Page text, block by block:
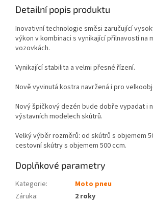
Detailní popis produktu
Inovativní technologie směsi zaručující
výkon v kombinaci s vynikající přilnavostí na
vozovkách.
Vynikající stabilita a velmi přesné řízení.
Nově vyvinutá kostra navržená i pro
Nový špičkový dezén bude dobře vypadat i
výstavních modelech skútrů.
Velký výběr rozměrů: od skútrů s objemem
cestovní skútry s objemem 500 ccm.
Doplňkové parametry
Kategorie:
Moto pneu
Záruka:
2 roky